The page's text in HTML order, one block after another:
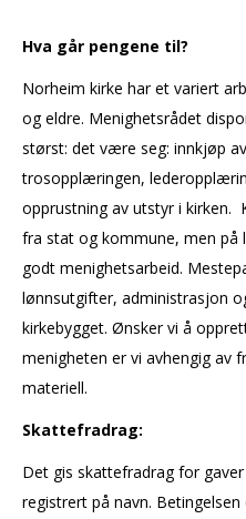
Hva går pengene til?
Norheim kirke har et variert
og eldre. Menighetsrådet
størst: det være seg: innkjøp
trosopplæringen,
opprustning av utstyr i kirken.
fra stat og kommune, men
godt menighetsarbeid.
lønnsutgifter, administrasjon
kirkebygget. Ønsker vi å
menigheten er vi avhengig av
materiell.
Skattefradrag:
Det gis skattefradrag for
registrert på navn.